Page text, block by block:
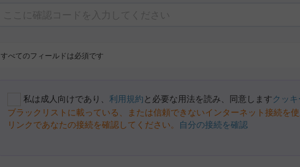
すべてのフィールドは必須です
私は成人向けであり、 利用規約と必要な用法を読み、同意しますクッキ
ブラックリストに載っている、または信頼できないインターネット接続を
リンクであなたの接続を確認してください。
自分の接続を確認